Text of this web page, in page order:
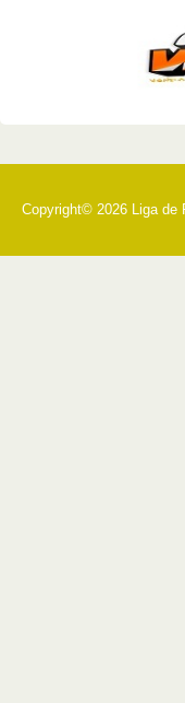
Copyright© 2026 Liga de